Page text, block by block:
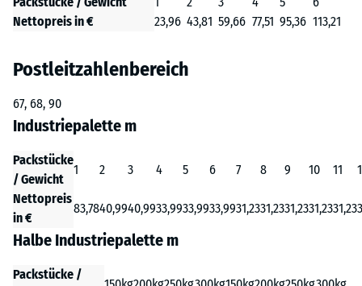
Nettopreis in €
23,96 43,81 59,66 77,51 95,36 113,21
Postleitzahlenbereich
67, 68, 90
Industriepalette m
Packstücke
/ Gewicht
1 2 3 4 5 6 7 8 9 10 11
Nettopreis
in €
83,7840,9940,9933,9933,9933,9931,2331,2331,2331,2331,23
Halbe Industriepalette m
Packstücke /